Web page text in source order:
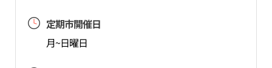
定期市開催日
月~日曜日